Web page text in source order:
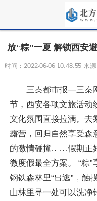
放“粽”一夏 解锁西安
时间：2022-06-06 10:48:55 来
三秦都市报—三秦
节，西安各项文旅活动
文化氛围直接拉满。去
露营，回归自然享受森
的激情碰撞……假期正
微度假最全方案。 “粽
钢铁森林里“出逃”，
山林里寻一处可以洗净